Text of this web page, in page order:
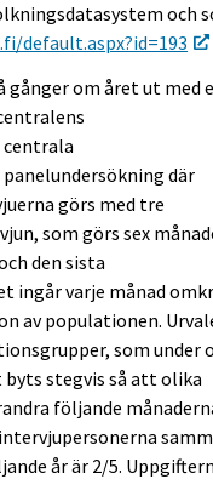
och
default.aspx?id=193
gånger om året ut med
centrala
där
görs med tre
som görs sex
den sista
ingår varje månad
av populationen.
som under
stegvis så att olika
följande
år är 2/5.